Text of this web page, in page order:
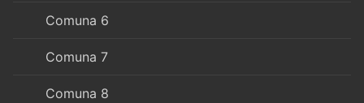
Comuna 6
Comuna 7
Comuna 8